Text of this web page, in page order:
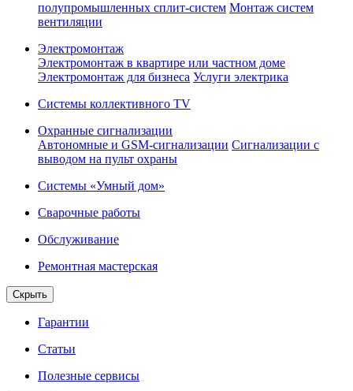
полупромышленных сплит-систем Монтаж систем
вентиляции
Электромонтаж
Электромонтаж в квартире или частном доме
Электромонтаж для бизнеса Услуги электрика
Системы коллективного TV
Охранные сигнализации
Автономные и GSM-сигнализации Сигнализации с
выводом на пульт охраны
Системы «Умный дом»
Сварочные работы
Обслуживание
Ремонтная мастерская
Скрыть
Гарантии
Статьи
Полезные сервисы